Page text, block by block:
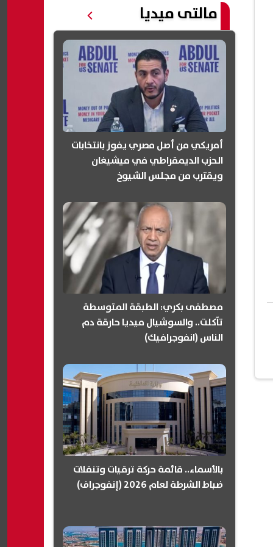
مالتى ميديا
أمريكي من أصل مصري يفوز بانتخابات
الحزب الديمقراطي في ميشيغان
ويقترب من مجلس الشيوخ
مصطفى بكري: الطبقة المتوسطة
تآكلت.. والسوشيال ميديا حارقة دم
الناس (انفوجرافيك)
بالأسماء.. قائمة حركة ترقيات وتنقلات
ضباط الشرطة لعام 2026 (إنفوجراف)